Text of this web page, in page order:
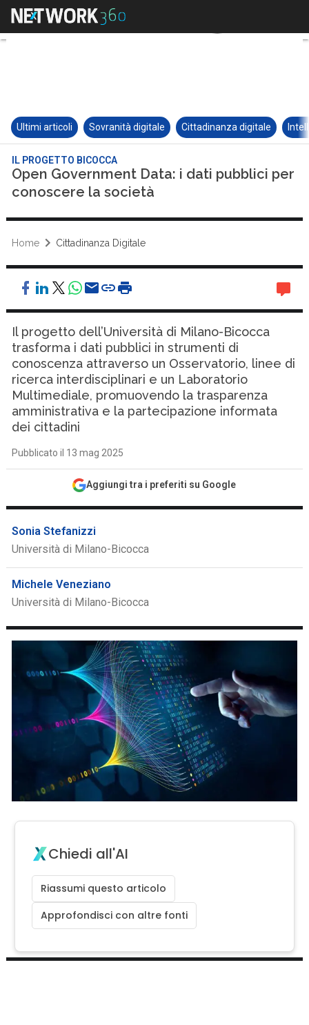
Ultimi articoli Sovranità digitale Cittadinanza digitale
IL PROGETTO BICOCCA
Open Government Data: i dati pubblici per
conoscere la società
Home Cittadinanza Digitale
Il progetto dell’Università di Milano-Bicocca
trasforma i dati pubblici in strumenti di
conoscenza attraverso un Osservatorio, linee di
ricerca interdisciplinari e un Laboratorio
Multimediale, promuovendo la trasparenza
amministrativa e la partecipazione informata
dei cittadini
Pubblicato il 13 mag 2025
Aggiungi tra i preferiti su Google
Sonia Stefanizzi
Università di Milano-Bicocca
Michele Veneziano
Università di Milano-Bicocca
Chiedi all'AI
Riassumi questo articolo
Approfondisci con altre fonti